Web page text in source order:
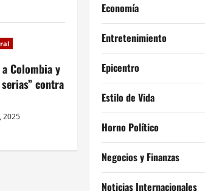
Colombia y
contra
2025
Economía
Entretenimiento
Epicentro
Estilo de Vida
Horno Político
Negocios y Finanzas
Noticias Internacionales